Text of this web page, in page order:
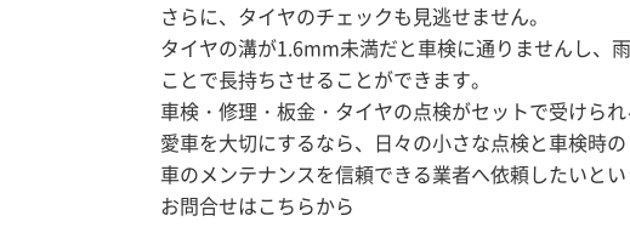
さらに、タイヤのチェックも見逃せません。
タイヤの溝が1.6mm未満だと車検に通りませんし、
ことで長持ちさせることができます。
車検・修理・板金・タイヤの点検がセットで受けら
愛車を大切にするなら、日々の小さな点検と車検時
車のメンテナンスを信頼できる業者へ依頼したいと
お問合せはこちらから